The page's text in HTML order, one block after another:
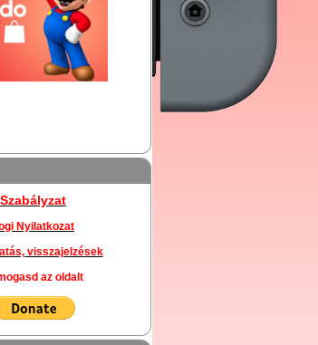
Szabályzat
Nyilatkozat
visszajelzések
az oldalt